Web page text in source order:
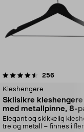
256
Kleshengere
Sklisikre
med metallpinne, 8-
Elegant og skikkelig
tre og metall – finnes i
4.5av 5 stjerner